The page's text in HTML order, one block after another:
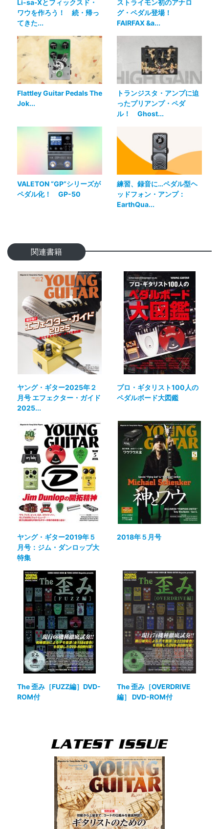
Li-sa-Xとフィックスド・
ワウを作ろう！ 続・帰っ
てきた...
ストライモン初のアナロ
グ・ペダル登場！
FAIRFAX &a...
Flattley Guitar Pedals The
Jok...
トランジスタ・アンプに迫
ったプリアンプ・ペダ
ル！ Ghost...
VALETON “GP”シリーズが
ペダル化！ GP-50
練習、録音に…ペダル型ヘ
ッドフォン・アンプ：
EarthQua...
関連書籍
ヤング・ギター2025年２
月号 エフェクター・ガイド
2025...
プロ・ギタリスト100人の
ペダルボード大図鑑
ヤング・ギター2019年５
月号：ジム・ダンロップ大
特集
2018年５月号
The 歪み［FUZZ編］DVD-
ROM付
The 歪み［OVERDRIVE
編］ DVD-ROM付